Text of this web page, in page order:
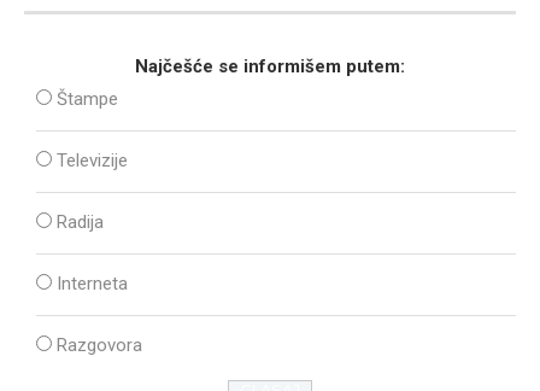
Najčešće se informišem putem:
Štampe
Televizije
Radija
Interneta
Razgovora